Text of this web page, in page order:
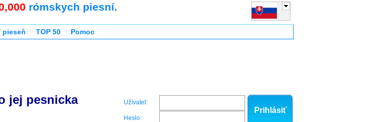
rómskych piesní.
pieseň TOP 50 Pomoc
jej pesnicka Užívateľ:
Heslo:
Prihlásiť